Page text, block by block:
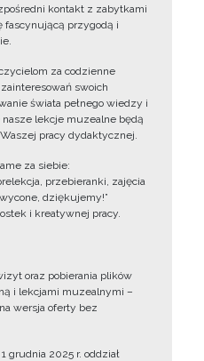
kontakt z zabytkami
fascynującą przygodą i
za codzienne
swoich
świata pełnego wiedzy i
lekcje muzealne będą
pracy dydaktycznej.
za siebie:
przebieranki, zajęcia
dziękujemy!”
i kreatywnej pracy.
oraz pobierania plików
i lekcjami muzealnymi –
wersja oferty bez
grudnia 2025 r. oddział